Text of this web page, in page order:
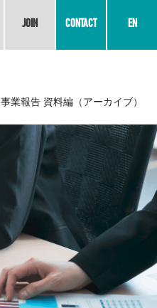
JOIN CONTACT EN
事業報告 資料編（アーカイブ）